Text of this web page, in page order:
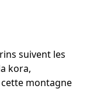
suivent les
kora,
montagne